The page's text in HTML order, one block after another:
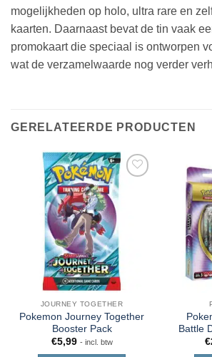
mogelijkheden op holo, ultra rare en
kaarten. Daarnaast bevat de tin vaak
promokaart die speciaal is ontworpen
wat de verzamelwaarde nog verder
GERELATEERDE PRODUCTEN
JOURNEY TOGETHER
Pokemon Journey Together
Booster Pack
€5,99 - incl. btw
Battle
€